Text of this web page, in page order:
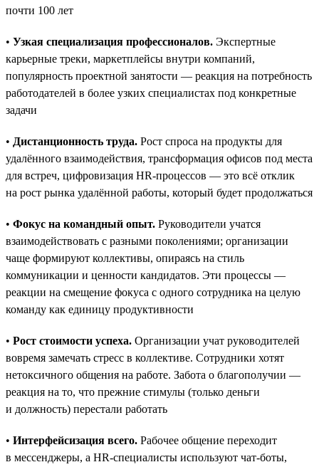
почти 100 лет
• Узкая специализация профессионалов. Экспертные
карьерные треки, маркетплейсы внутри компаний,
популярность проектной занятости — реакция на потребность
работодателей в более узких специалистах под конкретные
задачи
• Дистанционность труда. Рост спроса на продукты для
удалённого взаимодействия, трансформация офисов под места
для встреч, цифровизация HR-процессов — это всё отклик
на рост рынка удалённой работы, который будет продолжаться
• Фокус на командный опыт. Руководители учатся
взаимодействовать с разными поколениями; организации
чаще формируют коллективы, опираясь на стиль
коммуникации и ценности кандидатов. Эти процессы —
реакции на смещение фокуса с одного сотрудника на целую
команду как единицу продуктивности
• Рост стоимости успеха. Организации учат руководителей
вовремя замечать стресс в коллективе. Сотрудники хотят
нетоксичного общения на работе. Забота о благополучии —
реакция на то, что прежние стимулы (только деньги
и должность) перестали работать
• Интерфейсизация всего. Рабочее общение переходит
в мессенджеры, а HR-специалисты используют чат-боты,